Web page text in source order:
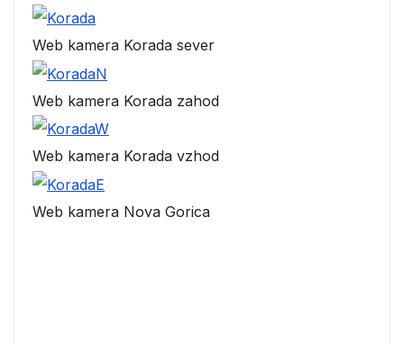
Web kamera Korada sever
Web kamera Korada zahod
Web kamera Korada vzhod
Web kamera Nova Gorica